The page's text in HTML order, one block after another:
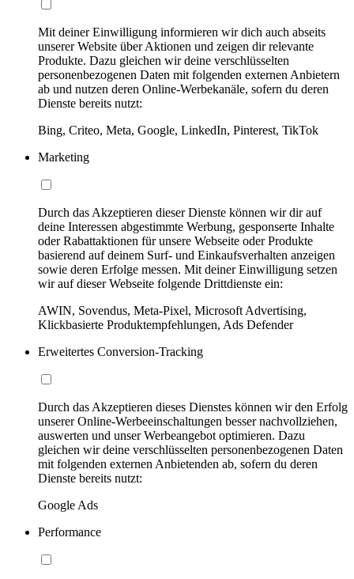
Mit deiner Einwilligung informieren wir dich auch abseits
unserer Website über Aktionen und zeigen dir relevante
Produkte. Dazu gleichen wir deine verschlüsselten
personenbezogenen Daten mit folgenden externen Anbietern
ab und nutzen deren Online-Werbekanäle, sofern du deren
Dienste bereits nutzt:
Bing, Criteo, Meta, Google, LinkedIn, Pinterest, TikTok
Marketing
Durch das Akzeptieren dieser Dienste können wir dir auf
deine Interessen abgestimmte Werbung, gesponserte Inhalte
oder Rabattaktionen für unsere Webseite oder Produkte
basierend auf deinem Surf- und Einkaufsverhalten anzeigen
sowie deren Erfolge messen. Mit deiner Einwilligung setzen
wir auf dieser Webseite folgende Drittdienste ein:
AWIN, Sovendus, Meta-Pixel, Microsoft Advertising,
Klickbasierte Produktempfehlungen, Ads Defender
Erweitertes Conversion-Tracking
Durch das Akzeptieren dieses Dienstes können wir den Erfolg
unserer Online-Werbeeinschaltungen besser nachvollziehen,
auswerten und unser Werbeangebot optimieren. Dazu
gleichen wir deine verschlüsselten personenbezogenen Daten
mit folgenden externen Anbietenden ab, sofern du deren
Dienste bereits nutzt:
Google Ads
Performance